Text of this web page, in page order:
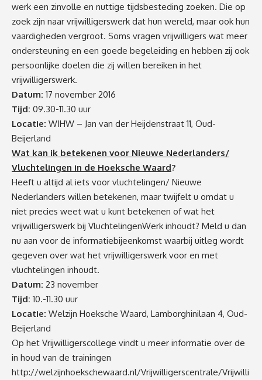
werk een zinvolle en nuttige tijdsbesteding zoeken. Die op
zoek zijn naar vrijwilligerswerk dat hun wereld, maar ook hun
vaardigheden vergroot. Soms vragen vrijwilligers wat meer
ondersteuning en een goede begeleiding en hebben zij ook
persoonlijke doelen die zij willen bereiken in het
vrijwilligerswerk.
Datum: 17 november 2016
Tijd: 09.30-11.30 uur
Locatie: WIHW – Jan van der Heijdenstraat 11, Oud-
Beijerland
Wat kan ik betekenen voor Nieuwe Nederlanders/
Vluchtelingen in de Hoeksche Waard?
Heeft u altijd al iets voor vluchtelingen/ Nieuwe
Nederlanders willen betekenen, maar twijfelt u omdat u
niet precies weet wat u kunt betekenen of wat het
vrijwilligerswerk bij VluchtelingenWerk inhoudt? Meld u dan
nu aan voor de informatiebijeenkomst waarbij uitleg wordt
gegeven over wat het vrijwilligerswerk voor en met
vluchtelingen inhoudt.
Datum: 23 november
Tijd: 10.-11.30 uur
Locatie: Welzijn Hoeksche Waard, Lamborghinilaan 4, Oud-
Beijerland
Op het Vrijwilligerscollege vindt u meer informatie over de
in houd van de trainingen
http://welzijnhoekschewaard.nl/Vrijwilligerscentrale/Vrijwilli